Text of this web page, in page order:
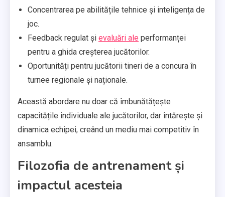
Concentrarea pe abilitățile tehnice și inteligența de
joc.
Feedback regulat și evaluări ale performanței
pentru a ghida creșterea jucătorilor.
Oportunități pentru jucătorii tineri de a concura în
turnee regionale și naționale.
Această abordare nu doar că îmbunătățește
capacitățile individuale ale jucătorilor, dar întărește și
dinamica echipei, creând un mediu mai competitiv în
ansamblu.
Filozofia de antrenament și
impactul acesteia